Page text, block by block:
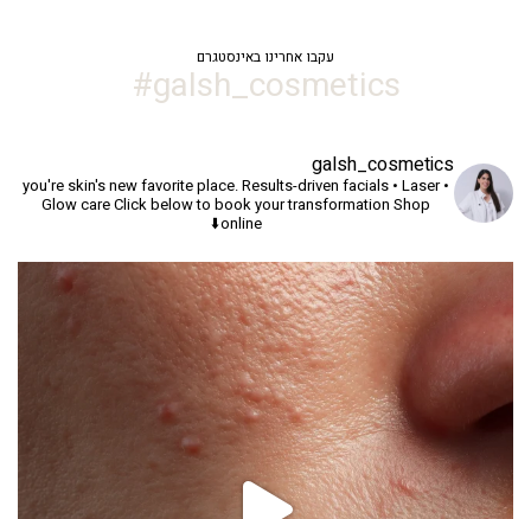
עקבו אחרינו באינסטגרם
galsh_cosmetics#
galsh_cosmetics
you're skin's new favorite place.Results-driven facials • Laser •
Glow careClick below to book your transformation Shop
online⬇️